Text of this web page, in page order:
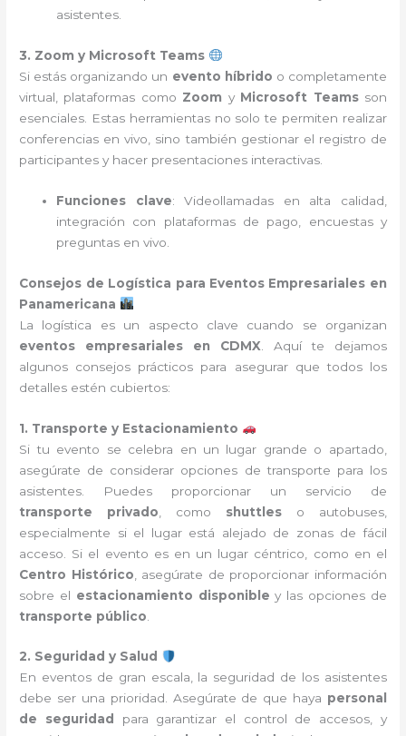
asistentes.
3. Zoom y Microsoft Teams
Si estás organizando un evento híbrido o completamente
virtual, plataformas como Zoom y Microsoft Teamsson
esenciales. Estas herramientas no solo te permiten realizar
conferencias en vivo, sino también gestionar el registro de
participantes y hacer presentaciones interactivas.
Funciones clave: Videollamadas en alta calidad,
integración con plataformas de pago, encuestas y
preguntas en vivo.
Consejos de Logística para Eventos Empresariales en
Panamericana
La logística es un aspecto clave cuando se organizan
eventos empresariales en CDMX . Aquí te dejamos
algunos consejos prácticos para asegurar que todos los
detalles estén cubiertos:
1. Transporte y Estacionamiento
Si tu evento se celebra en un lugar grande o apartado,
asegúrate de considerar opciones de transporte para los
asistentes. Puedes proporcionar un servicio de
transporte privado , como shuttles o autobuses,
especialmente si el lugar está alejado de zonas de fácil
acceso. Si el evento es en un lugar céntrico, como en el
Centro Histórico , asegúrate de proporcionar información
sobre el estacionamiento disponible y las opciones de
transporte público
2. Seguridad y Salud
En eventos de gran escala, la seguridad de los asistentes
debe ser una prioridad. Asegúrate de que haya personal
de seguridad
para garantizar el control de accesos, y